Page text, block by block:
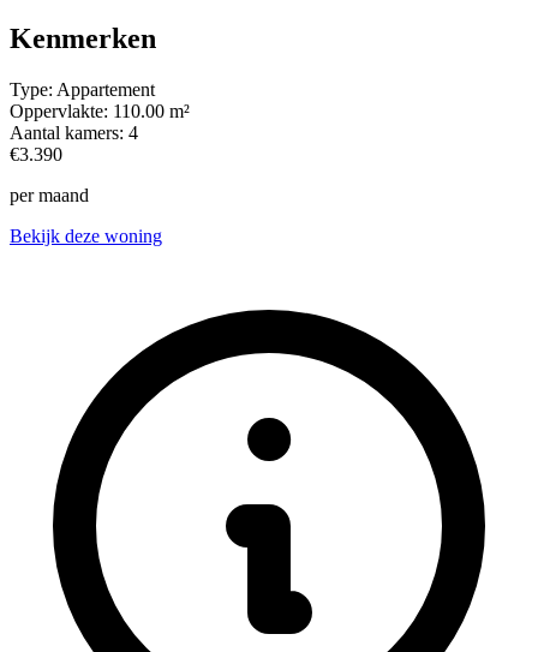
Kenmerken
Type: Appartement
Oppervlakte: 110.00 m²
Aantal kamers: 4
€3.390
per maand
Bekijk deze woning